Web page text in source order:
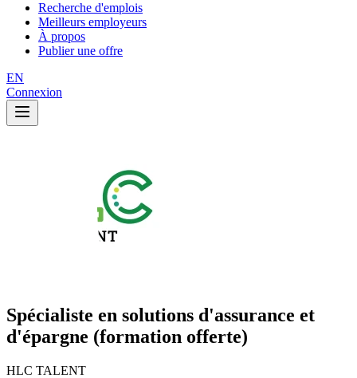
Recherche d'emplois
Meilleurs employeurs
À propos
Publier une offre
EN
Connexion
Spécialiste en solutions d'assurance et
d'épargne (formation offerte)
HLC TALENT